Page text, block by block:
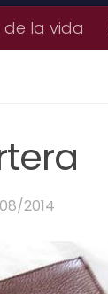
de la vida
2014